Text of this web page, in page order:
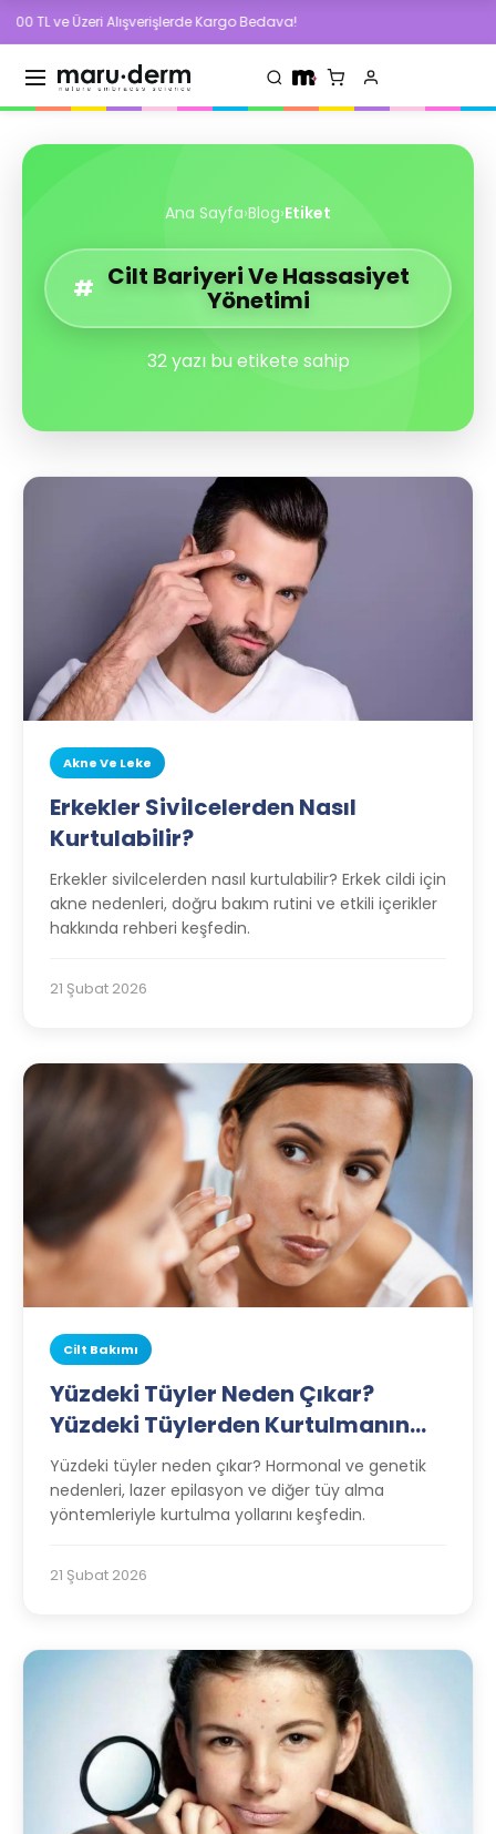
Alışverişlerde Kargo Bedava!
Ana Sayfa›Blog›Etiket
# Cilt Bariyeri Ve Hassasiyet
Yönetimi
32yazı bu etikete sahip
Akne Ve Leke
Erkekler Sivilcelerden Nasıl
Kurtulabilir?
Erkekler sivilcelerden nasıl kurtulabilir? Erkek cildi için
akne nedenleri, doğru bakım rutini ve etkili içerikler
hakkında rehberi keşfedin.
21 Şubat 2026
Cilt Bakımı
Yüzdeki Tüyler Neden Çıkar?
Yüzdeki Tüylerden Kurtulmanın
Yöntemleri
Yüzdeki tüyler neden çıkar? Hormonal ve genetik
nedenleri, lazer epilasyon ve diğer tüy alma
yöntemleriyle kurtulma yollarını keşfedin.
21 Şubat 2026